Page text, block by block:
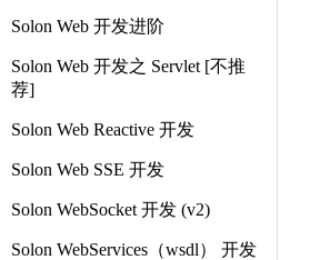
Solon Web 开发进阶
Solon Web 开发之 Servlet [不推
荐]
Solon Web Reactive 开发
Solon Web SSE 开发
Solon WebSocket 开发 (v2)
Solon WebServices（wsdl） 开发